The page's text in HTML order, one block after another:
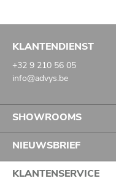
KLANTENDIENST
+32 9 210 56 05
info@advys.be
SHOWROOMS
NIEUWSBRIEF
KLANTENSERVICE